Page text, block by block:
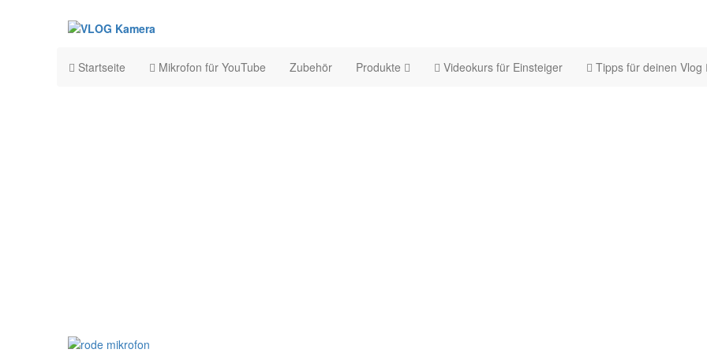
Startseite Mikrofon für YouTube Zubehör Produkte Videokurs für Einsteiger Tipps für deinen Vlog